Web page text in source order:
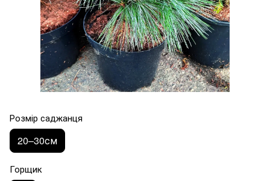
Розмір саджанця
20–30см
Горщик